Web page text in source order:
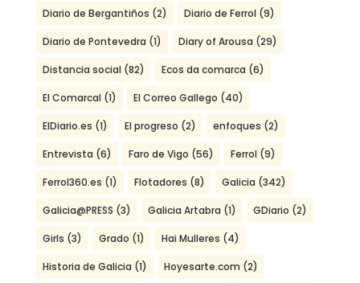
Diario de Bergantiños (2) Diario de Ferrol (9)
Diario de Pontevedra (1) Diary of Arousa (29)
Distancia social (82) Ecos da comarca (6)
El Comarcal (1) El Correo Gallego (40)
ElDiario.es (1) El progreso (2) enfoques (2)
Entrevista (6) Faro de Vigo (56) Ferrol (9)
Ferrol360.es (1) Flotadores (8) Galicia (342)
Galicia@PRESS (3) Galicia Artabra (1) GDiario (2)
Girls (3) Grado (1) Hai Mulleres (4)
Historia de Galicia (1) Hoyesarte.com (2)